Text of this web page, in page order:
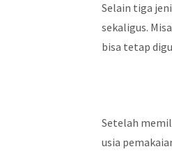
Selain tiga
sekaligus.
bisa tetap
Setelah
usia